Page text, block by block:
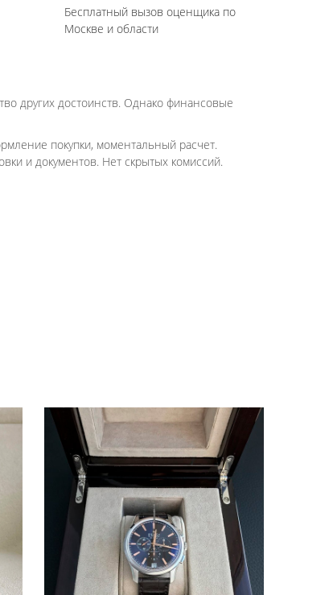
Бесплатный вызов оценщика по
Москве и области
других достоинств. Однако финансовые
покупки, моментальный расчет.
и документов. Нет скрытых комиссий.